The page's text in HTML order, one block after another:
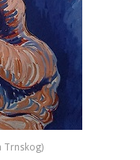
Trnskog)